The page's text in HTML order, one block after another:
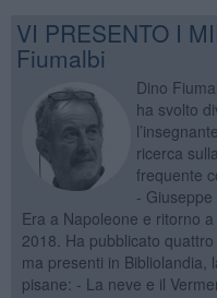
VI PRESENTO I
Fiumalbi
Dino
ha svolto
ricerca
frequente
- Giuseppe
Era a Napoleone e ritorno
2018. Ha pubblicato
ma presenti in Bibliolandia,
pisane: - La neve e il